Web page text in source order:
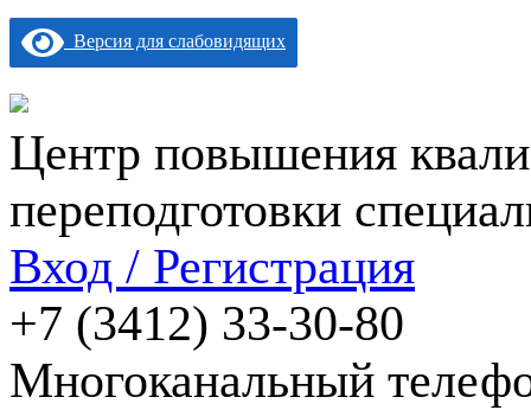
Версия для слабовидящих
Центр повышения
переподготовки
Вход / Регистрация
+7 (3412) 33-30-80
Многоканальный